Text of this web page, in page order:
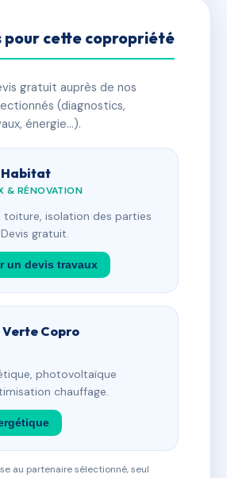
pour cette copropriété
gratuit auprès de nos
(diagnostics,
énergie…).
Habitat
& RÉNOVATION
toiture, isolation des parties
gratuit.
un devis travaux
Verte Copro
photovoltaïque
chauffage.
au partenaire sélectionné, seul